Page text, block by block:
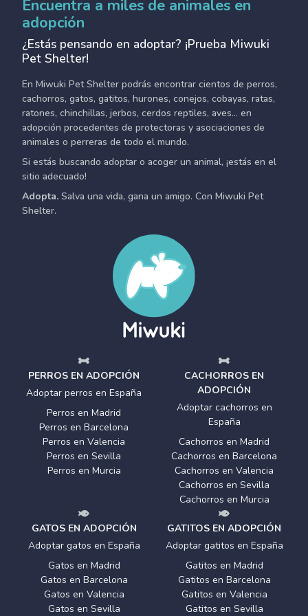
Encuentra a miles de animales en
adopción
¿Estás pensando en adoptar? ¡Prueba Miwuki
Pet Shelter!
En Miwuki Pet Shelter podrás encontrar cientos de perros,
cachorros, gatos, gatitos, hurones, conejos, cobayas, ratas,
ratones, chinchillas, jerbos, cerdos reptiles, aves... en
adopción procedentes de protectoras y asociaciones de
animales o perreras de todo el mundo.
Si estás buscando adoptar o acoger un animal, ¡estás en el
sitio adecuado!
Adopta. Salva una vida, gana un amigo. Con Miwuki Pet
Shelter.
PERROS EN ADOPCIÓN
Adoptar perros en España
Perros en Madrid
Perros en Barcelona
Perros en Valencia
Perros en Sevilla
Perros en Murcia
CACHORROS EN
ADOPCIÓN
Adoptar cachorros en
España
Cachorros en Madrid
Cachorros en Barcelona
Cachorros en Valencia
Cachorros en Sevilla
Cachorros en Murcia
GATOS EN ADOPCIÓN
Adoptar gatos en España
Gatos en Madrid
Gatos en Barcelona
Gatos en Valencia
Gatos en Sevilla
GATITOS EN ADOPCIÓN
Adoptar gatitos en España
Gatitos en Madrid
Gatitos en Barcelona
Gatitos en Valencia
Gatitos en Sevilla